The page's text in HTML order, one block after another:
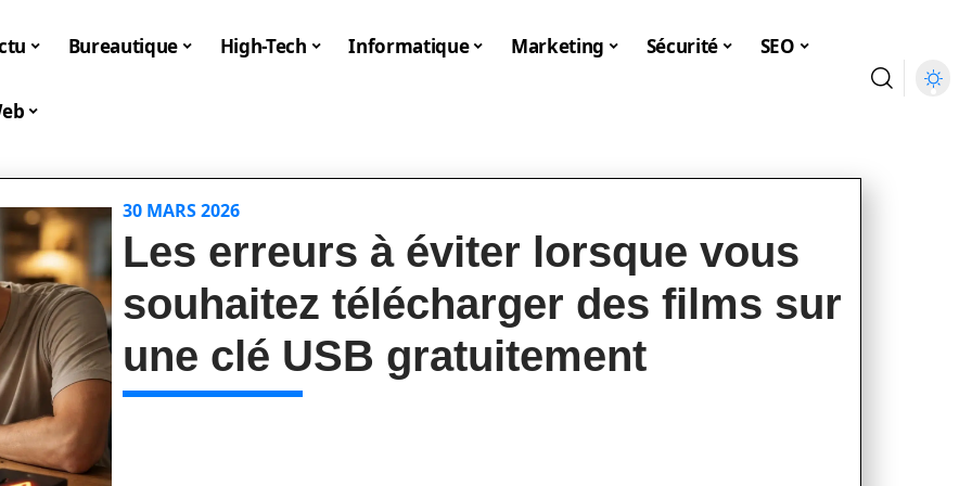
Bureautique High-Tech Informatique Marketing Sécurité SEO
30 MARS 2026
Les erreurs à éviter lorsque vous
souhaitez télécharger des films sur
une clé USB gratuitement